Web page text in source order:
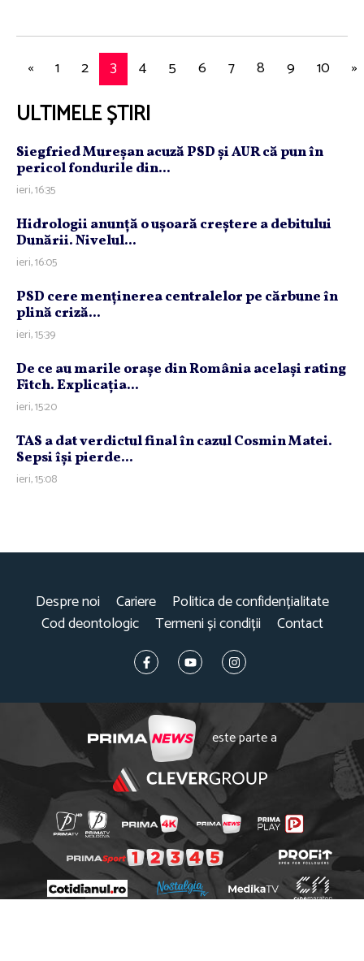
« 1 2 3 4 5 6 7 8 9 10 »
ULTIMELE ȘTIRI
Siegfried Mureşan acuză PSD şi AUR că pun în
pericol fondurile din...
ieri, 16:35
Hidrologii anunţă o uşoară creştere a debitului
Dunării. Nivelul...
ieri, 16:05
PSD cere menţinerea centralelor pe cărbune în
plină criză...
ieri, 15:39
De ce au marile oraşe din România acelaşi rating
Fitch. Explicaţia...
ieri, 15:20
TAS a dat verdictul final în cazul Cosmin Matei.
Sepsi îşi pierde...
ieri, 15:08
Despre noi Cariere
Politica de confidențialitate
Cod deontologic
Termeni și condiții Contact
este parte a